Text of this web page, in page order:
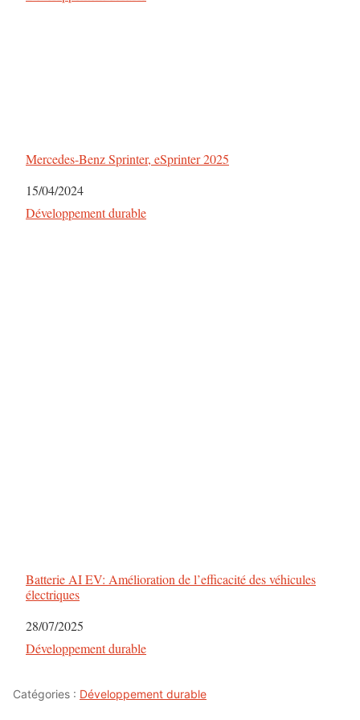
Mercedes-Benz Sprinter, eSprinter 2025
Date
15/04/2024
Par rapport à
Développement durable
Batterie AI EV: Amélioration de l’efficacité des véhicules
électriques
Date
28/07/2025
Par rapport à
Développement durable
Catégories : Développement durable